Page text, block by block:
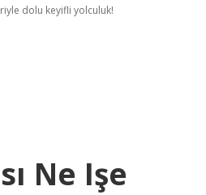
dolu keyifli yolculuk!
Ne Işe